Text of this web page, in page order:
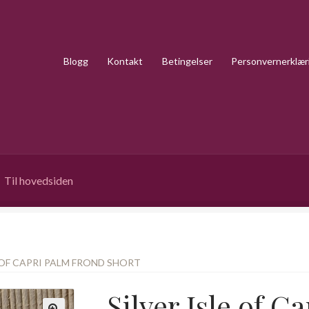
Blogg Kontakt Betingelser
Til hovedsiden
CAPRI PALM FROND SHORT